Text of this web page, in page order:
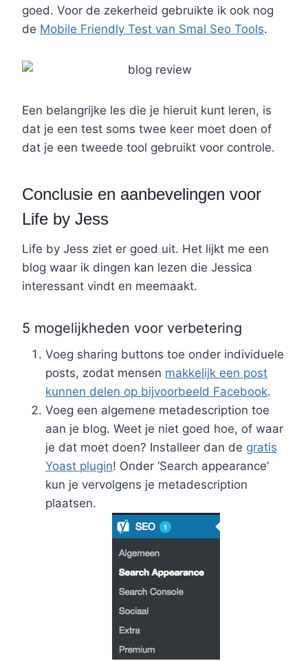
goed. Voor de zekerheid gebruikte ik ook nog
de Mobile Friendly Test van Smal Seo Tools.
Een belangrijke les die je hieruit kunt leren, is
dat je een test soms twee keer moet doen of
dat je een tweede tool gebruikt voor controle.
Conclusie en aanbevelingen voor
Life by Jess
Life by Jess ziet er goed uit. Het lijkt me een
blog waar ik dingen kan lezen die Jessica
interessant vindt en meemaakt.
5 mogelijkheden voor verbetering
Voeg sharing buttons toe onder individuele
posts, zodat mensen makkelijk een post
kunnen delen op bijvoorbeeld Facebook.
Voeg een algemene metadescription toe
aan je blog. Weet je niet goed hoe, of waar
je dat moet doen? Installeer dan de gratis
Yoast plugin! Onder ‘Search appearance’
kun je vervolgens je metadescription
plaatsen.